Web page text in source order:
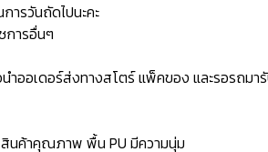
รวันถัดไปนะคะ
การอื่นๆ
ออเดอร์ส่งทางสโตร์ แพ็คของ และรอรถม
สินค้าคุณภาพ พื้น PU มีความนุ่ม